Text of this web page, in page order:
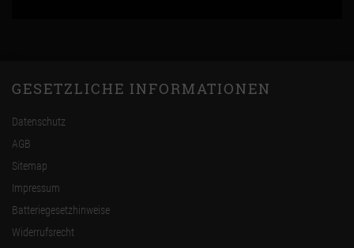
GESETZLICHE INFORMATIONEN
Datenschutz
AGB
Sitemap
Impressum
Batteriegesetzhinweise
Widerrufsrecht